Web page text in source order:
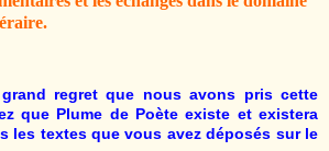
regret que nous avons pris cette
que Plume de Poète existe et existera
les textes que vous avez déposés sur le